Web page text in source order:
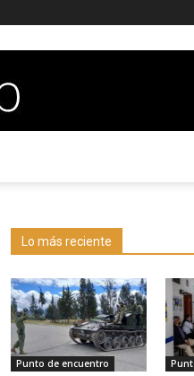
Lo más reciente
Punto de encuentro